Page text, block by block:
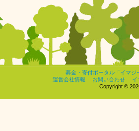
募金・寄付ポータル「イマジ
運営会社情報
お問い合わせ
イ
Copyright ©